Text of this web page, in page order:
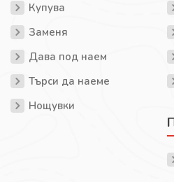
Купува
Заменя
Дава под наем
Търси да наеме
Нощувки